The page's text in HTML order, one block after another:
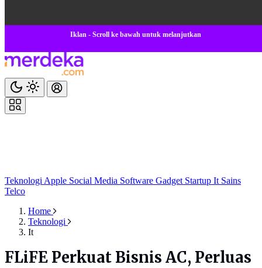
Iklan - Scroll ke bawah untuk melanjutkan
Teknologi Apple Social Media Software Gadget Startup It Sains
Telco
Home
Teknologi
It
FLiFE Perkuat Bisnis AC, Perluas